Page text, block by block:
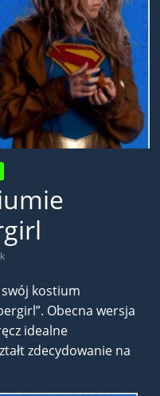
swój kostium
Obecna wersja
idealne
zdecydowanie na